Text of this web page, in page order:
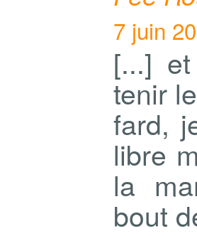
7 juin
[...]
tenir
fard,
libre
la
bout